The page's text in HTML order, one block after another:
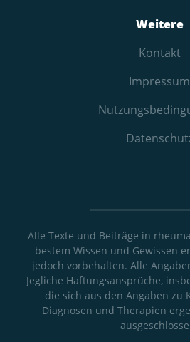
Weitere
Kontakt
Impressum
Alle Texte und Beiträge in
bestem Wissen und Gewissen
jedoch vorbehalten. Alle
Jegliche Haftungsansprüche,
die sich aus den Angaben zu
Diagnosen und Therapien